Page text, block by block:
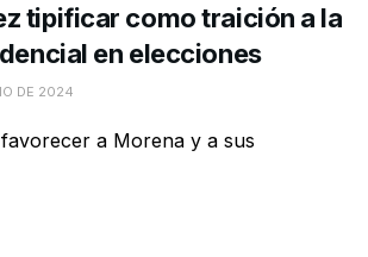
tipificar como traición a la
en elecciones
DE 2024
a Morena y a sus